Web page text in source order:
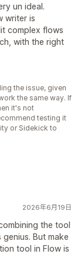
un ideal.
writer is
complex flows
with the right
the issue, given
the same way. If
it's not
testing it
or Sidekick to
2026年6月19日
the tool
But make
tool in Flow is